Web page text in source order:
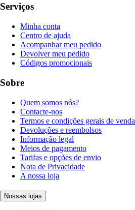
Serviços
Minha conta
Centro de ajuda
Acompanhar meu pedido
Devolver meu pedido
Códigos promocionais
Sobre
Quem somos nós?
Contacte-nos
Termos e condições gerais de venda
Devoluções e reembolsos
Informação legal
Meios de pagamento
Tarifas e opções de envio
Nota de Privacidade
A nossa loja
Nossas lojas